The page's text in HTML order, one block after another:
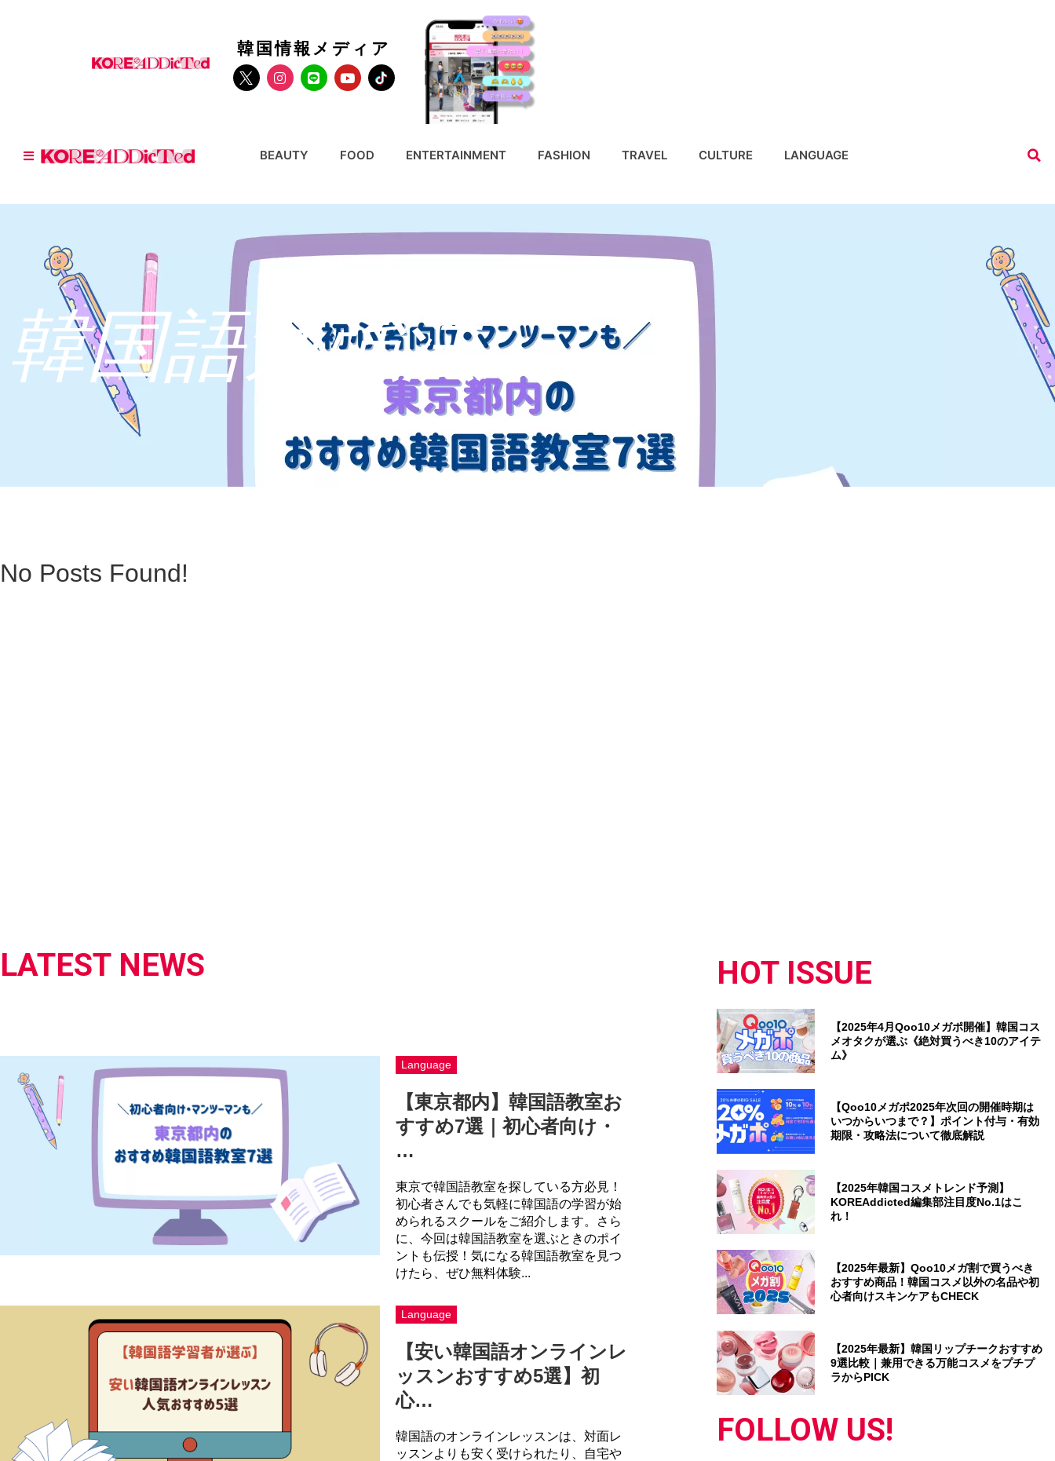
韓国情報メディア
BEAUTY FOOD ENTERTAINMENT FASHION TRAVEL CULTURE LANGUAGE
韓国語勉強法
No Posts Found!
LATEST NEWS
Language
【東京都内】韓国語教室お
すすめ7選｜初心者向け・
…
東京で韓国語教室を探している方必見！
初心者さんでも気軽に韓国語の学習が始
められるスクールをご紹介します。さら
に、今回は韓国語教室を選ぶときのポイ
ントも伝授！気になる韓国語教室を見つ
けたら、ぜひ無料体験...
Language
【安い韓国語オンラインレ
ッスンおすすめ5選】初
心…
韓国語のオンラインレッスンは、対面レ
ッスンよりも安く受けられたり、自宅や
HOT ISSUE
【2025年4月Qoo10メガポ開催】韓国コス
メオタクが選ぶ《絶対買うべき10のアイテ
ム》
【Qoo10メガポ2025年次回の開催時期は
いつからいつまで？】ポイント付与・有効
期限・攻略法について徹底解説
【2025年韓国コスメトレンド予測】
KOREAddicted編集部注目度No.1はこ
れ！
【2025年最新】Qoo10メガ割で買うべき
おすすめ商品！韓国コスメ以外の名品や初
心者向けスキンケアもCHECK
【2025年最新】韓国リップチークおすすめ
9選比較｜兼用できる万能コスメをプチプ
ラからPICK
FOLLOW US!